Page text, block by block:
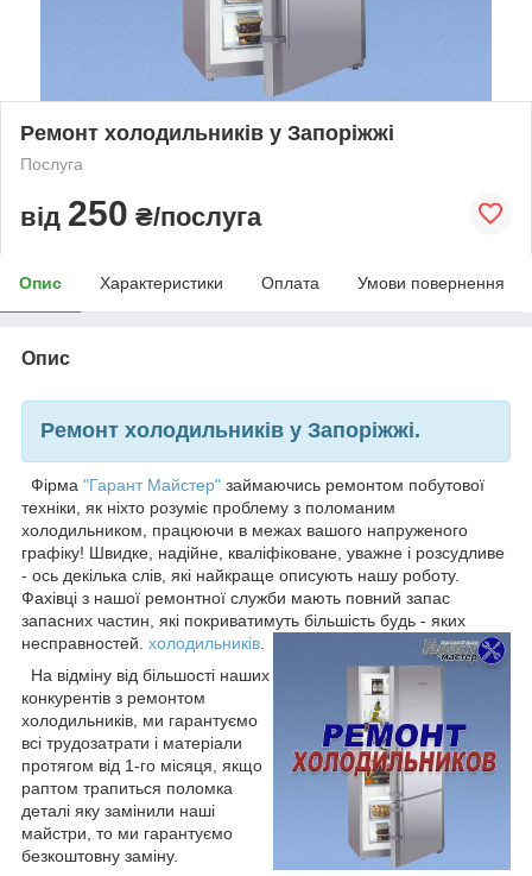
Ремонт холодильників у Запоріжжі
Послуга
від 250 ₴/послуга
Опис Характеристики Оплата Умови повернення
Опис
Ремонт холодильників у Запоріжжі.
Фірма "Гарант Майстер" займаючись ремонтом побутової
техніки, як ніхто розуміє проблему з поломаним
холодильником, працюючи в межах вашого напруженого
графіку! Швидке, надійне, кваліфіковане, уважне і розсудливе
- ось декілька слів, які найкраще описують нашу роботу.
Фахівці з нашої ремонтної служби мають повний запас
запасних частин, які покриватимуть більшість будь - яких
несправностей. холодильників
На відміну від більшості наших
конкурентів з ремонтом
холодильників, ми гарантуємо
всі трудозатрати і матеріали
протягом від 1-го місяця, якщо
раптом трапиться поломка
деталі яку замінили наші
майстри, то ми гарантуємо
безкоштовну заміну.